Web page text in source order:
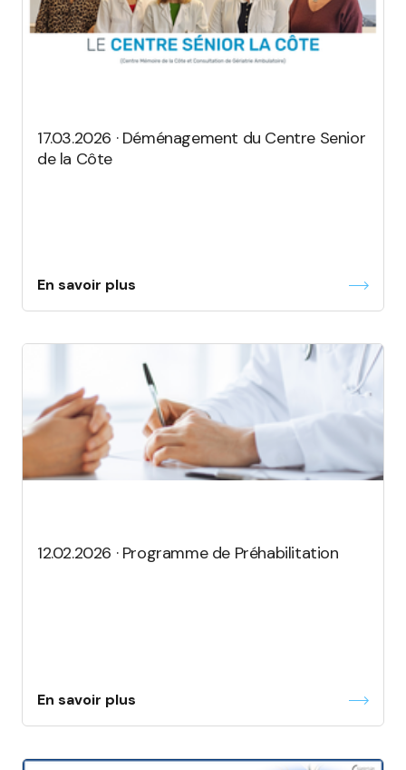
17.03.2026 · Déménagement du Centre Senior
de la Côte
En savoir plus
12.02.2026 · Programme de Préhabilitation
En savoir plus